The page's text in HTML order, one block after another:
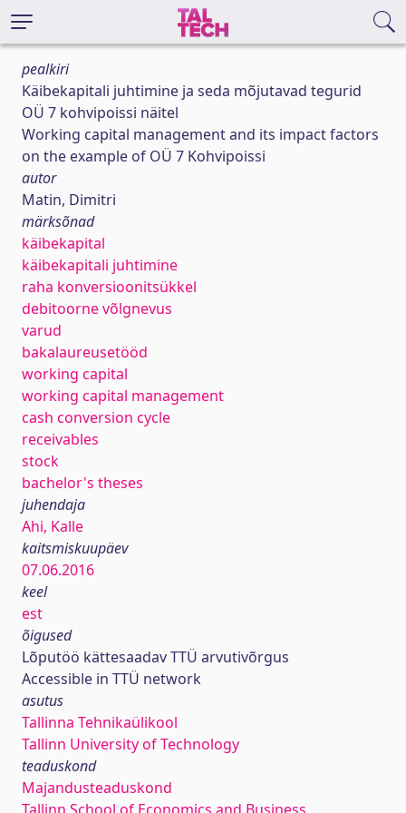
pealkiri
Käibekapitali juhtimine ja seda mõjutavad tegurid
OÜ 7 kohvipoissi näitel
Working capital management and its impact factors
on the example of OÜ 7 Kohvipoissi
autor
Matin, Dimitri
märksõnad
käibekapital
käibekapitali juhtimine
raha konversioonitsükkel
debitoorne võlgnevus
varud
bakalaureusetööd
working capital
working capital management
cash conversion cycle
receivables
stock
bachelor's theses
juhendaja
Ahi, Kalle
kaitsmiskuupäev
07.06.2016
keel
est
õigused
Lõputöö kättesaadav TTÜ arvutivõrgus
Accessible in TTÜ network
asutus
Tallinna Tehnikaülikool
Tallinn University of Technology
teaduskond
Majandusteaduskond